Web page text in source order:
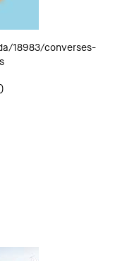
18983/converses-